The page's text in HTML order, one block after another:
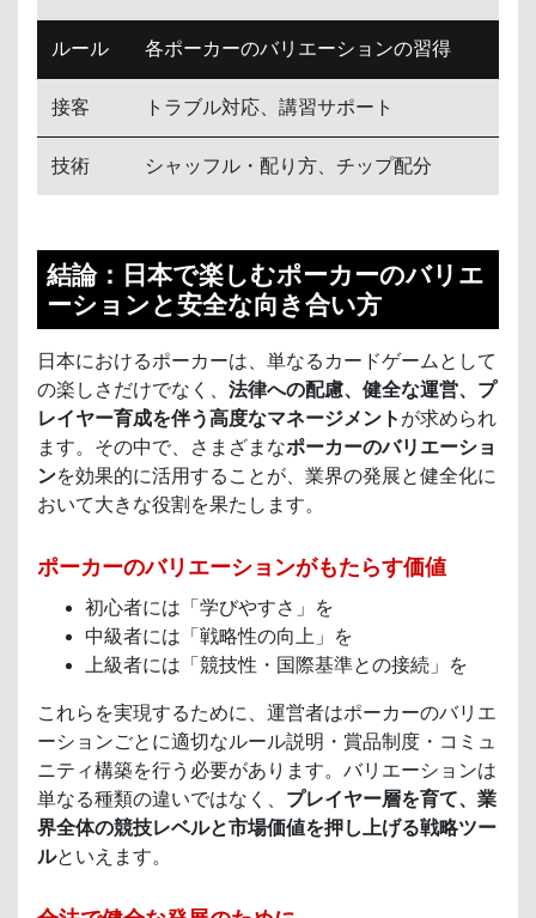
ルール 各ポーカーのバリエーションの習得
接客 トラブル対応、講習サポート
技術 シャッフル・配り方、チップ配分
結論：日本で楽しむポーカーのバリエ
ーションと安全な向き合い方
日本におけるポーカーは、単なるカードゲームとして
の楽しさだけでなく、 法律への配慮、健全な運営、プ
レイヤー育成を伴う高度なマネージメント が求められ
ます。その中で、さまざまなポーカーのバリエーショ
ンを効果的に活用することが、業界の発展と健全化に
おいて大きな役割を果たします。
ポーカーのバリエーションがもたらす価値
初心者には「学びやすさ」を
中級者には「戦略性の向上」を
上級者には「競技性・国際基準との接続」を
これらを実現するために、運営者はポーカーのバリエ
ーションごとに適切なルール説明・賞品制度・コミュ
ニティ構築を行う必要があります。バリエーションは
単なる種類の違いではなく、 プレイヤー層を育て、業
界全体の競技レベルと市場価値を押し上げる戦略ツー
ルといえます。